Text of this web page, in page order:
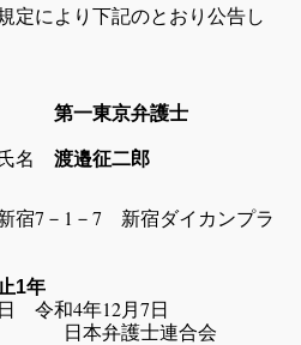
定により下記のとおり公告し
会第一東京弁護士
名 渡邉征二郎
宿7－1－7 新宿ダイカンプラ
号
止1年
令和4年12月7日
本弁護士連合会